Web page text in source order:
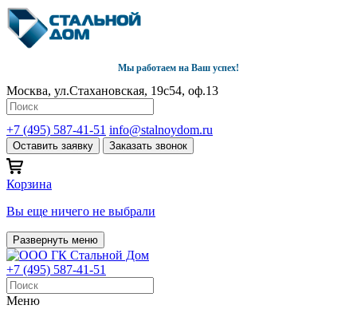
Мы работаем на Ваш успех!
Москва, ул.Стахановская, 19с54, оф.13
+7 (495) 587-41-51 info@stalnoydom.ru
Оставить заявку Заказать звонок
Корзина
Вы еще ничего не выбрали
Развернуть меню
+7 (495) 587-41-51
Меню